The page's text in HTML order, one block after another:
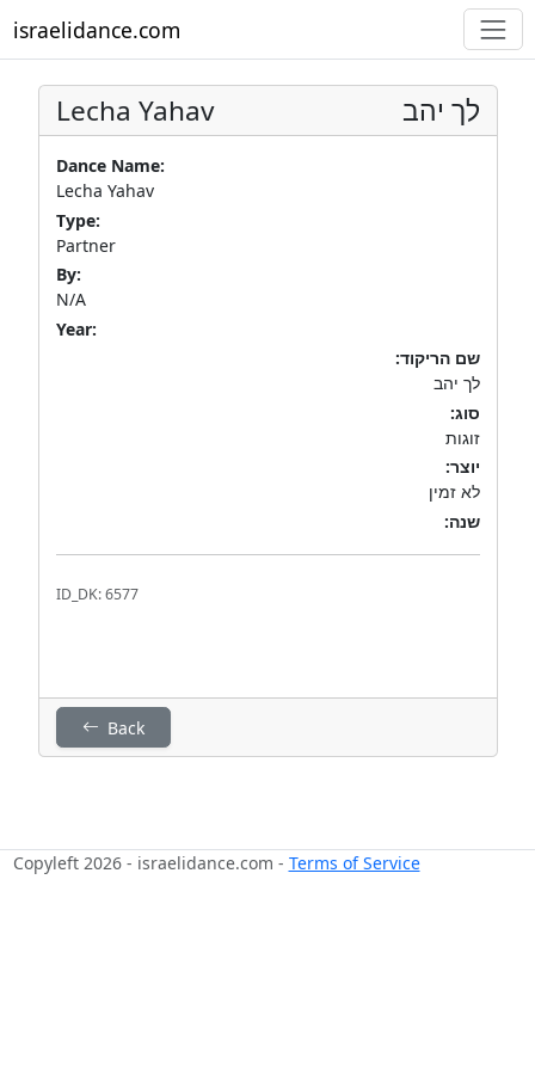
israelidance.com
Lecha Yahav לך יהב
Dance Name:
Lecha Yahav
Type:
Partner
By:
N/A
Year:
שם הריקוד:
לך יהב
סוג:
זוגות
יוצר:
לא זמין
שנה:
ID_DK: 6577
Back
Copyleft 2026 - israelidance.com - Terms of Service